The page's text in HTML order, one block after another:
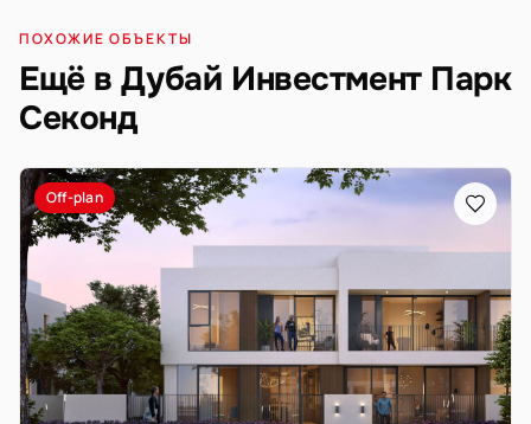
ПОХОЖИЕ ОБЪЕКТЫ
Ещё в Дубай Инвестмент Парк
Секонд
Off-plan